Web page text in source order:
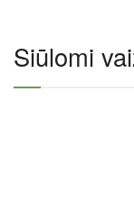
Siūlomi